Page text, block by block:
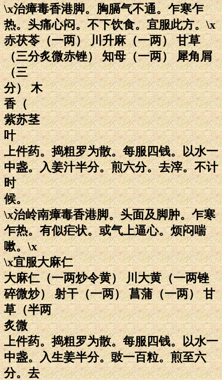
\x治瘴毒香港脚。胸膈气不通。乍寒乍
热。头痛心闷。不下饮食。宜服此方。\x
赤茯苓（一两） 川升麻（一两） 甘草
（三分炙微赤锉） 知母（一两） 犀角屑
（三
分） 木
香（
紫苏茎
叶
上件药。捣粗罗为散。每服四钱。以水一
中盏。入姜汁半分。煎六分。去滓。不计
时
候。
\x治岭南瘴毒香港脚。头面及脚肿。乍寒
乍热。有似疟状。或气上逼心。烦闷喘
嗽。\x
\x宜服大麻仁
大麻仁（一两炒令黄） 川大黄（一两锉
碎微炒） 射干（一两） 菖蒲（一两） 甘
草（半两
炙微
上件药。捣粗罗为散。每服四钱。以水一
中盏。入生姜半分。豉一百粒。煎至六
分。去